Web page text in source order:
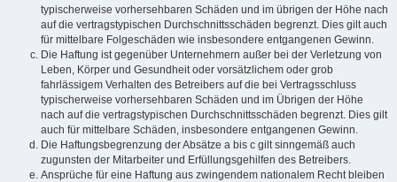
typischerweise vorhersehbaren Schäden und im übrigen der Höhe nach
auf die vertragstypischen Durchschnittsschäden begrenzt. Dies gilt auch
für mittelbare Folgeschäden wie insbesondere entgangenen Gewinn.
Die Haftung ist gegenüber Unternehmern außer bei der Verletzung von
Leben, Körper und Gesundheit oder vorsätzlichem oder grob
fahrlässigem Verhalten des Betreibers auf die bei Vertragsschluss
typischerweise vorhersehbaren Schäden und im Übrigen der Höhe
nach auf die vertragstypischen Durchschnittsschäden begrenzt. Dies gilt
auch für mittelbare Schäden, insbesondere entgangenen Gewinn.
Die Haftungsbegrenzung der Absätze a bis c gilt sinngemäß auch
zugunsten der Mitarbeiter und Erfüllungsgehilfen des Betreibers.
Ansprüche für eine Haftung aus zwingendem nationalem Recht bleiben